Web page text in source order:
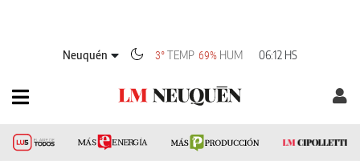
Neuquén 3°TEMP 69% HUM 06:12 HS